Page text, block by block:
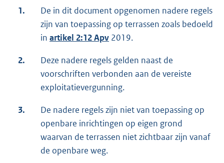
1.
De in dit document opgenomen nadere regels
zijn van toepassing op terrassen zoals bedoeld
in artikel 2:12Apv 2019.
2.
Deze nadere regels gelden naast de
voorschriften verbonden aan de vereiste
exploitatievergunning.
3.
De nadere regels zijn niet van toepassing op
openbare inrichtingen op eigen grond
waarvan de terrassen niet zichtbaar zijn vanaf
de openbare weg.